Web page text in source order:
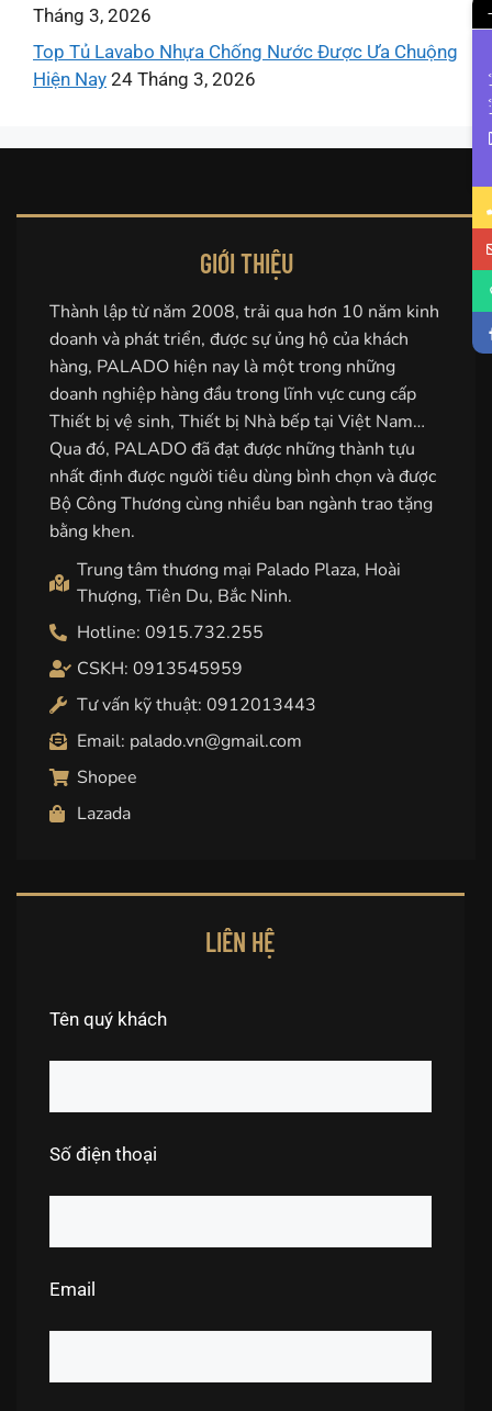
Tháng 3, 2026
Top Tủ Lavabo Nhựa Chống Nước Được Ưa Chuộng
Hiện Nay 24 Tháng 3, 2026
GIỚI THIỆU
Thành lập từ năm 2008, trải qua hơn 10 năm kinh
doanh và phát triển, được sự ủng hộ của khách
hàng, PALADO hiện nay là một trong những
doanh nghiệp hàng đầu trong lĩnh vực cung cấp
Thiết bị vệ sinh, Thiết bị Nhà bếp tại Việt Nam…
Qua đó, PALADO đã đạt được những thành tựu
nhất định được người tiêu dùng bình chọn và được
Bộ Công Thương cùng nhiều ban ngành trao tặng
bằng khen.
Trung tâm thương mại Palado Plaza, Hoài
Thượng, Tiên Du, Bắc Ninh.
Hotline: 0915.732.255
CSKH: 0913545959
Tư vấn kỹ thuật: 0912013443
Email: palado.vn@gmail.com
Shopee
Lazada
LIÊN HỆ
Tên quý khách
Số điện thoại
Email